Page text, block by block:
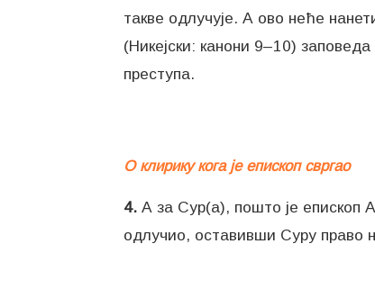
такве одлучује. А ово неће
(Никејски: канони 9–10)
преступа.
О клирику кога је епископ свргао
4. А за Сур(а), пошто је епископ
одлучио, оставивши Суру право